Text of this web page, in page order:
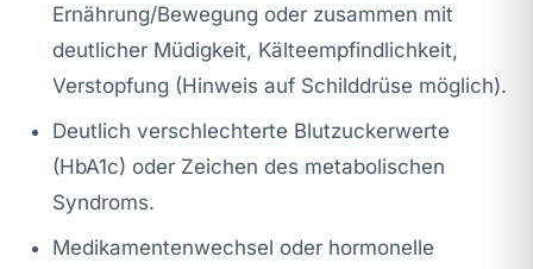
Ernährung/Bewegung oder zusammen mit
deutlicher Müdigkeit, Kälteempfindlichkeit,
Verstopfung (Hinweis auf Schilddrüse möglich).
Deutlich verschlechterte Blutzuckerwerte
(HbA1c) oder Zeichen des metabolischen
Syndroms.
Medikamentenwechsel oder hormonelle